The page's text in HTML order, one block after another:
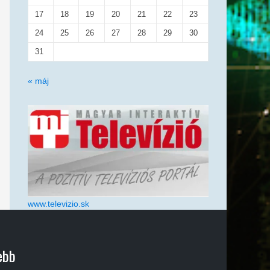
17 18 19 20 21 22 23
24 25 26 27 28 29 30
31
« máj
www.televizio.sk